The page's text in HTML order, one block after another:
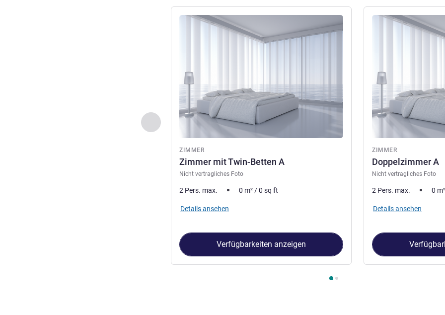
Zurück - Zimmer
ZIMMER
Zimmer mit Twin-Betten A
Nicht vertragliches Foto
Details ansehen
2 Pers. max. 0 m² /0 sq ft
Details ansehen
Verfügbarkeiten anzeigen
ZIMMER
Doppelzimmer A
Nicht vertragliches Foto
Details ansehen
2 Pers. max. 0 m²
Details ansehen